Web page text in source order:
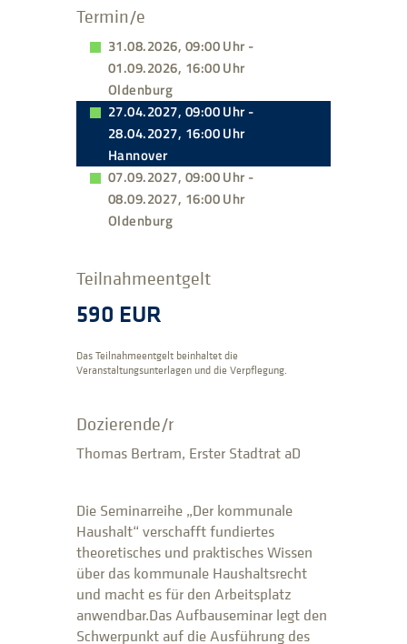
Termin/e
31.08.2026, 09:00 Uhr -
01.09.2026, 16:00 Uhr
Oldenburg
27.04.2027, 09:00 Uhr -
28.04.2027, 16:00 Uhr
Hannover
07.09.2027, 09:00 Uhr -
08.09.2027, 16:00 Uhr
Oldenburg
Teilnahmeentgelt
590 EUR
Das Teilnahmeentgelt beinhaltet die
Veranstaltungsunterlagen und die Verpflegung.
Die Seminarreihe „Der kommunale
Haushalt“ verschafft fundiertes
theoretisches und praktisches Wissen
über das kommunale Haushaltsrecht
und macht es für den Arbeitsplatz
anwendbar.Das Aufbauseminar legt den
Schwerpunkt auf die Ausführung des
Dozierende/r
Thomas Bertram, Erster Stadtrat aD